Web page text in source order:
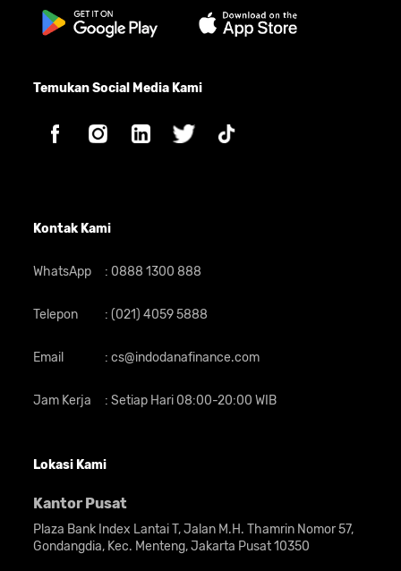
Temukan Social Media Kami
Kontak Kami
WhatsApp : 0888 1300 888
Telepon : (021) 4059 5888
Email : cs@indodanafinance.com
Jam Kerja : Setiap Hari 08:00-20:00 WIB
Lokasi Kami
Kantor Pusat
Plaza Bank Index Lantai T, Jalan M.H. Thamrin Nomor 57,
Gondangdia, Kec. Menteng, Jakarta Pusat 10350